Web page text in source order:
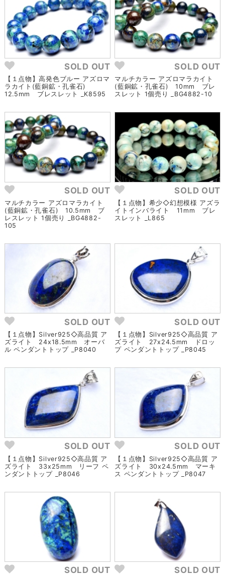
SOLD OUT
【１点物】高発色ブルー アズロマ
ラカイト(藍銅鉱・孔雀石)
12.5mm ブレスレット _K8595
SOLD OUT
マルチカラー アズロマラカイト
(藍銅鉱・孔雀石) 10mm ブレ
スレット 1個売り _BG4882-10
SOLD OUT
マルチカラー アズロマラカイト
(藍銅鉱・孔雀石) 10.5mm ブ
レスレット 1個売り _BG4882-
105
SOLD OUT
【１点物】希少◇幻想模様 アズラ
イトインバライト 11mm ブレ
スレット _L865
SOLD OUT
【１点物】Silver925◇高品質 ア
ズライト 24x18.5mm オーバ
ル ペンダントトップ _P8040
SOLD OUT
【１点物】Silver925◇高品質 ア
ズライト 27x24.5mm ドロッ
プ ペンダントトップ _P8045
SOLD OUT
【１点物】Silver925◇高品質 ア
ズライト 33x25mm リーフ ペ
ンダントトップ _P8046
SOLD OUT
【１点物】Silver925◇高品質 ア
ズライト 30x24.5mm マーキ
ス ペンダントトップ _P8047
SOLD OUT SOLD OUT